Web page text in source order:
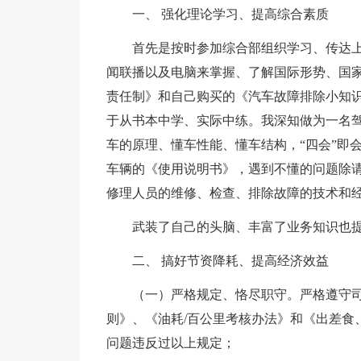
一、 强化理论学习、提高综合素质
首先是按时参加综合部组织学习、传达
闻联播以及电脑来掌握、了解国际形势、国
责任制》和自己购买的《汽车故障排除小知
于从书本中学、实际中练。我深知做为一名
车的原理、懂车性能、懂车结构，“四会”即
车辆的《使用说明书》，遇到不懂的问题除
修理人员的维修、检查、排除故障的技术和
武装了自己的头脑、丰富了业务知识也
二、 搞好节资降耗、提高经济效益
（一）严格规定、恪尽职守。严格遵
则》、《油耗/百公里考核办法》和《出差
问题违反过以上规定；